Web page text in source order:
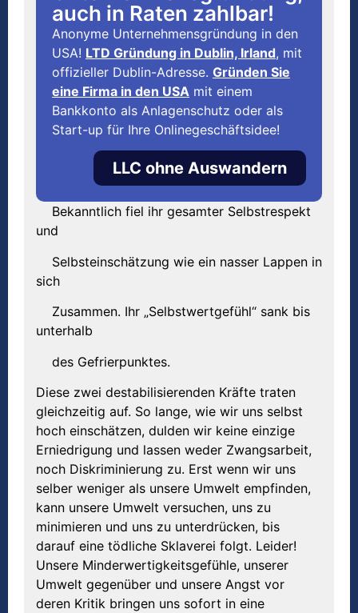
auch in Raten zahlbar!
Anonyme Unternehmensgründung in den
USA! LTD Gründung in Dublin, Irland, mit
offizieller Dublin-Adresse. Gründen Sie
eine Firma in den USA mit einem
Bankkonto als Anlagenschutz oder als
Start-up für Ihre Onlinegeschäftsidee!
LLC ohne Auswandern
Bekanntlich fiel ihr gesamter Selbstrespekt
und
Selbsteinschätzung wie ein nasser Lappen in
sich
Zusammen. Ihr „Selbstwertgefühl“ sank bis
unterhalb
des Gefrierpunktes.
Diese zwei destabilisierenden Kräfte traten
gleichzeitig auf. So lange, wie wir uns selbst
hoch einschätzen, dulden wir keine einzige
Erniedrigung und lassen weder Zwangsarbeit,
noch Diskriminierung zu. Erst wenn wir uns
selber weniger als unsere Umwelt empfinden,
kann unsere Umwelt versuchen, uns zu
minimieren und uns zu unterdrücken, bis
darauf eine tödliche Sklaverei folgt. Leider!
Unsere Minderwertigkeitsgefühle, unserer
Umwelt gegenüber und unsere Angst vor
deren Kritik bringen uns sofort in eine